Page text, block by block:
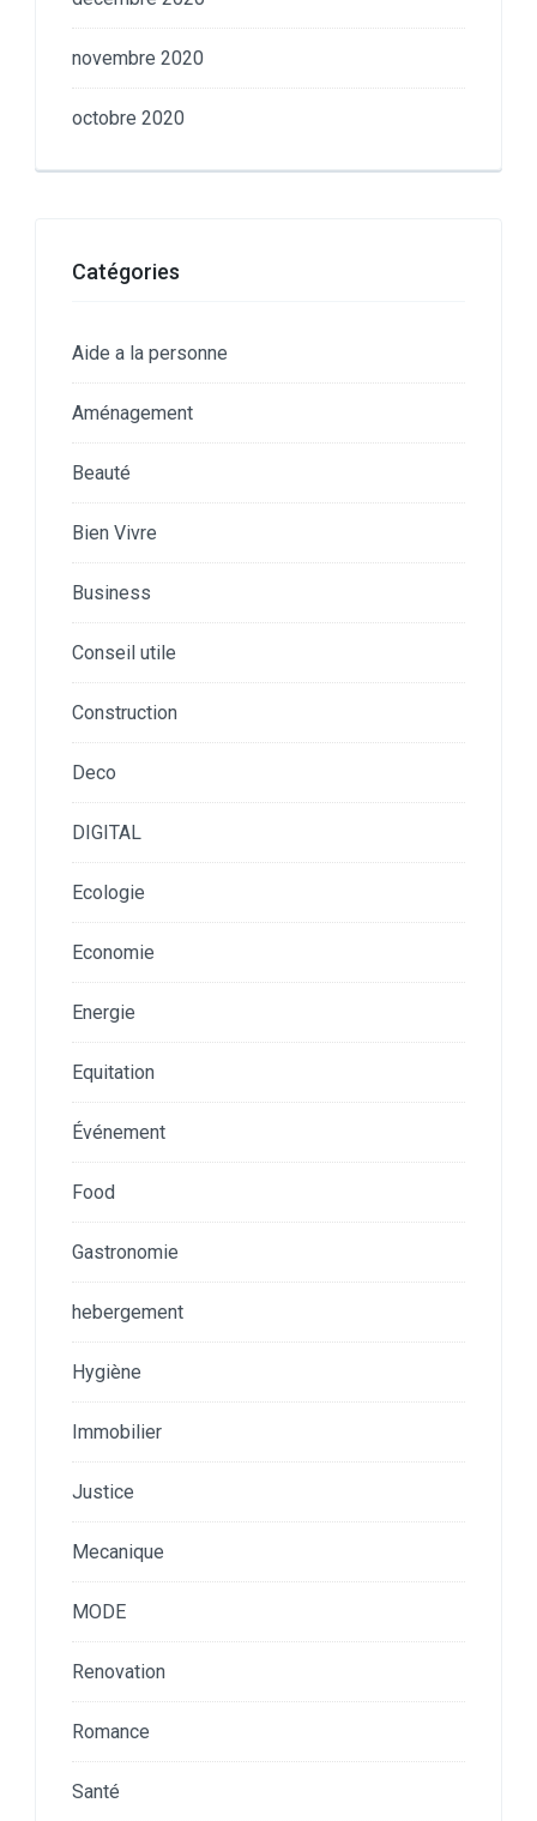
novembre 2020
octobre 2020
Catégories
Aide a la personne
Aménagement
Beauté
Bien Vivre
Business
Conseil utile
Construction
Deco
DIGITAL
Ecologie
Economie
Energie
Equitation
Événement
Food
Gastronomie
hebergement
Hygiène
Immobilier
Justice
Mecanique
MODE
Renovation
Romance
Santé